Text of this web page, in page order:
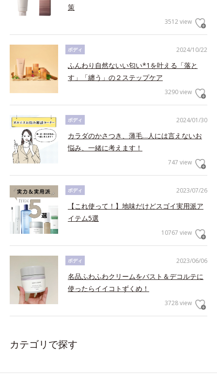
策
3512 view
2024/10/22
ボディ
ふんわり自然ないい匂い*1を叶える「落と
す」「纏う」の２ステップケア
3290 view
2024/01/30
ボディ
カラダのかさつき、薄毛…人には言えないお
悩み、一緒に考えます！
747 view
2023/07/26
ボディ
【これ使って！】地味だけどスゴイ実用派ア
イテム5選
10767 view
2023/06/06
ボディ
名品ふわふわクリームをバスト＆デコルテに
使ったらイイコトずくめ！
3728 view
カテゴリで探す